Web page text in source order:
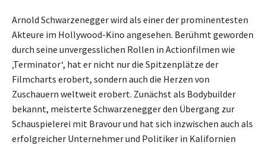
Arnold Schwarzenegger wird als einer der prominentesten
Akteure im Hollywood-Kino angesehen. Berühmt geworden
durch seine unvergesslichen Rollen in Actionfilmen wie
‚Terminator‘, hat er nicht nur die Spitzenplätze der
Filmcharts erobert, sondern auch die Herzen von
Zuschauern weltweit erobert. Zunächst als Bodybuilder
bekannt, meisterte Schwarzenegger den Übergang zur
Schauspielerei mit Bravour und hat sich inzwischen auch als
erfolgreicher Unternehmer und Politiker in Kalifornien